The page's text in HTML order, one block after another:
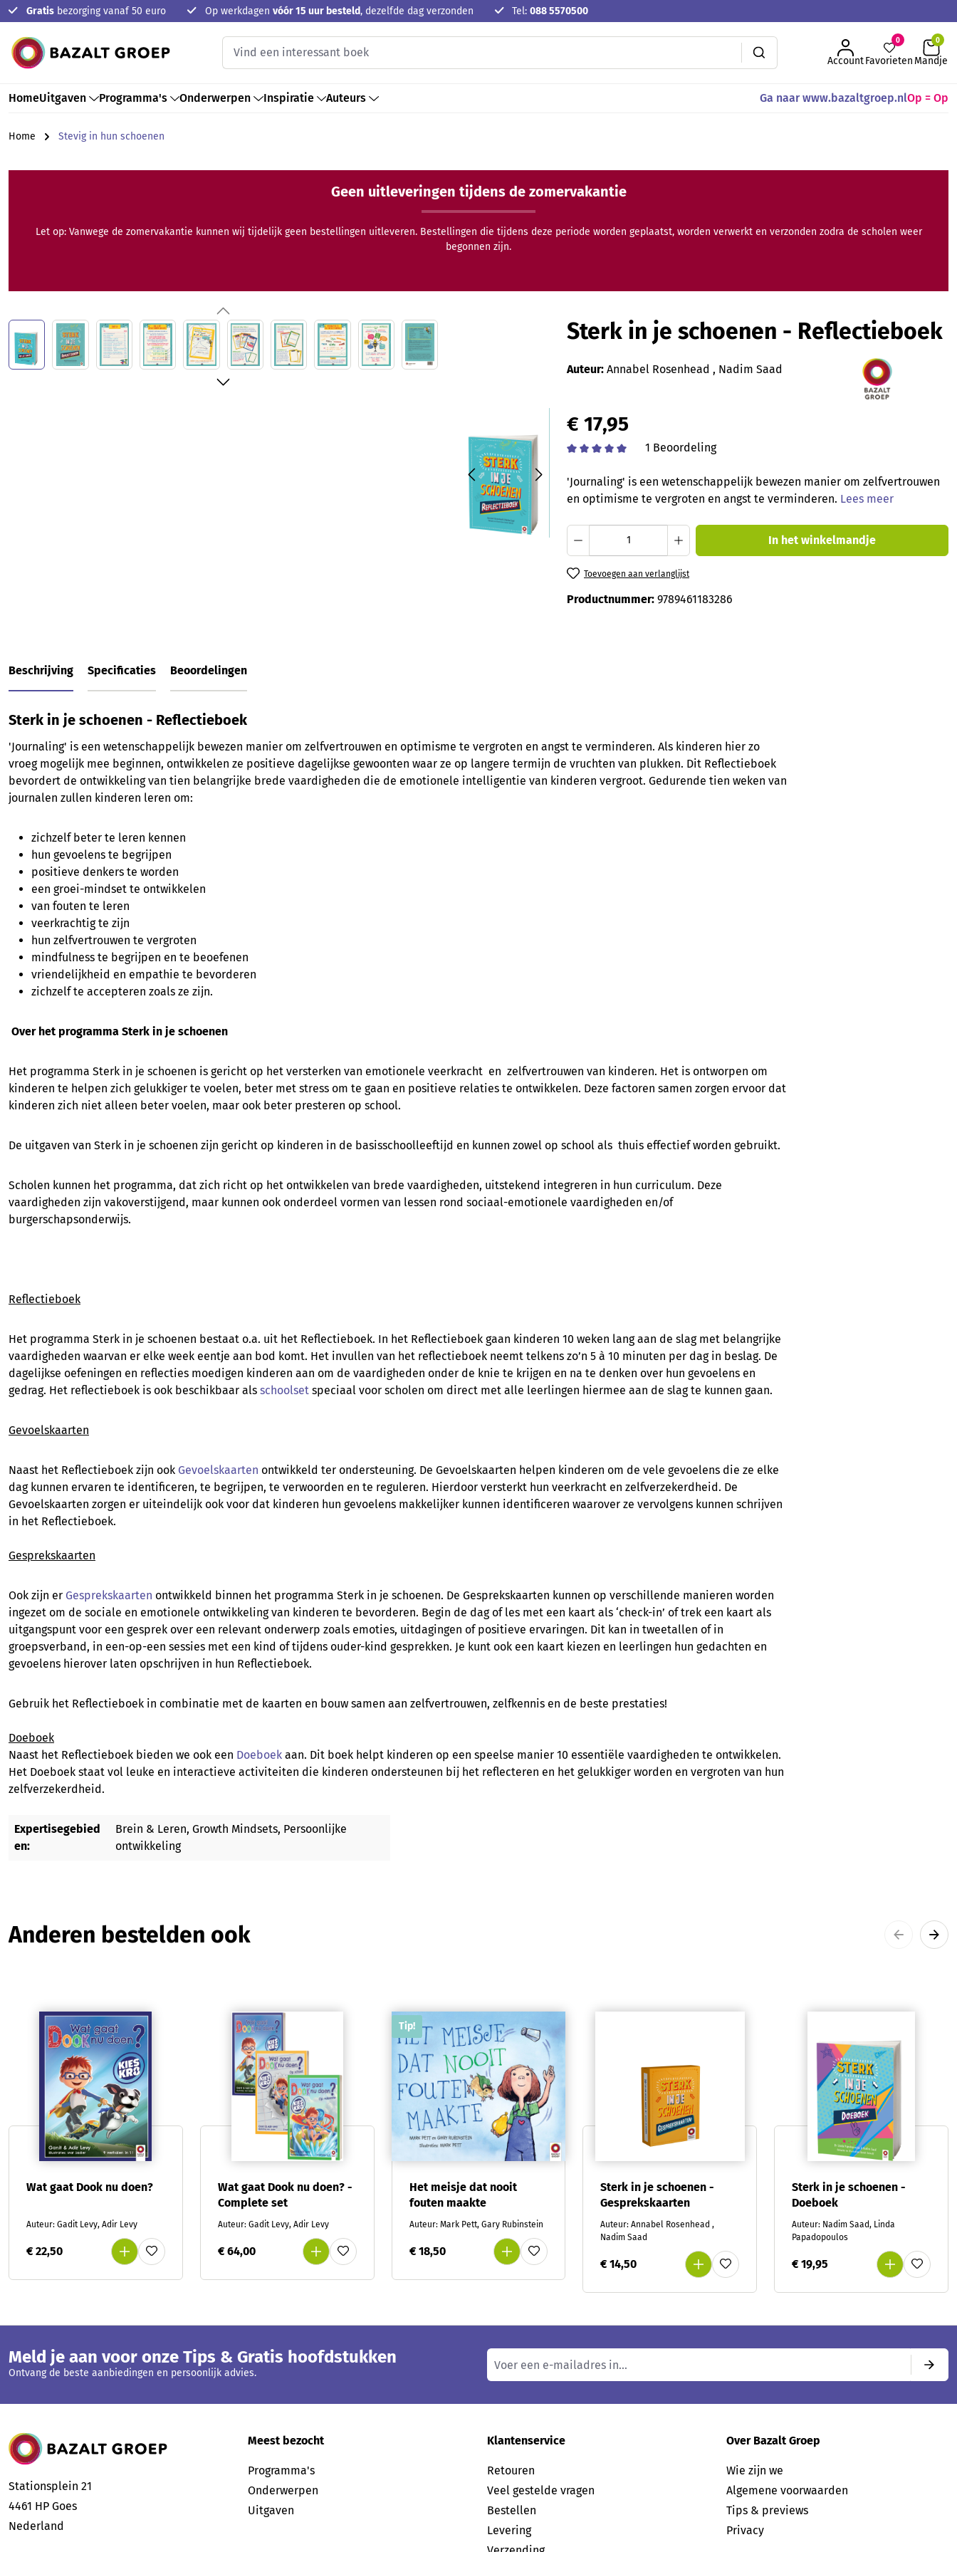
Ga naar de hoofdnavigatie
Gratisbezorging vanaf 50 euro Op werkdagen vóór 15 uur besteld, dezelfde dag verzonden Tel:088 5570500
AccountFavorieten Mandje
0
HomeUitgaven Programma's Onderwerpen Inspiratie Auteurs Ga naar www.bazaltgroep.nlOp = Op
Home Stevig in hun schoenen
Geen uitleveringen tijdens de zomervakantie
Let op: Vanwege de zomervakantie kunnen wij tijdelijk geen bestellingen uitleveren. Bestellingen die tijdens deze periode worden geplaatst, worden verwerkt en verzonden zodra de scholen weer
begonnen zijn.
Afbeeldingengalerij overslaan Sterk in je schoenen - Reflectieboek
Auteur: Annabel Rosenhead , Nadim Saad
€ 17,95
1 Beoordeling
'Journaling' is een wetenschappelijk bewezen manier om zelfvertrouwen
en optimisme te vergroten en angst te verminderen. Lees meer
Producthoeveelheid: Voer de gewenste
In het winkelmandje
Toevoegen aan verlanglijst
Productnummer: 9789461183286
Beschrijving Specificaties Beoordelingen
Sterk in je schoenen - Reflectieboek
'Journaling' is een wetenschappelijk bewezen manier om zelfvertrouwen en optimisme te vergroten en angst te verminderen. Als kinderen hier zo
vroeg mogelijk mee beginnen, ontwikkelen ze positieve dagelijkse gewoonten waar ze op langere termijn de vruchten van plukken. Dit Reflectieboek
bevordert de ontwikkeling van tien belangrijke brede vaardigheden die de emotionele intelligentie van kinderen vergroot. Gedurende tien weken van
journalen zullen kinderen leren om:
zichzelf beter te leren kennen
hun gevoelens te begrijpen
positieve denkers te worden
een groei-mindset te ontwikkelen
van fouten te leren
veerkrachtig te zijn
hun zelfvertrouwen te vergroten
mindfulness te begrijpen en te beoefenen
vriendelijkheid en empathie te bevorderen
zichzelf te accepteren zoals ze zijn.
Over het programma Sterk in je schoenen
Het programma Sterk in je schoenen is gericht op het versterken van emotionele veerkracht en zelfvertrouwen van kinderen. Het is ontworpen om
kinderen te helpen zich gelukkiger te voelen, beter met stress om te gaan en positieve relaties te ontwikkelen. Deze factoren samen zorgen ervoor dat
kinderen zich niet alleen beter voelen, maar ook beter presteren op school.
De uitgaven van Sterk in je schoenen zijn gericht op kinderen in de basisschoolleeftijd en kunnen zowel op school als thuis effectief worden gebruikt.
Scholen kunnen het programma, dat zich richt op het ontwikkelen van brede vaardigheden, uitstekend integreren in hun curriculum. Deze
vaardigheden zijn vakoverstijgend, maar kunnen ook onderdeel vormen van lessen rond sociaal-emotionele vaardigheden en/of
burgerschapsonderwijs.
Reflectieboek
Het programma Sterk in je schoenen bestaat o.a. uit het Reflectieboek. In het Reflectieboek gaan kinderen 10 weken lang aan de slag met belangrijke
vaardigheden waarvan er elke week eentje aan bod komt. Het invullen van het reflectieboek neemt telkens zo’n 5 à 10 minuten per dag in beslag. De
dagelijkse oefeningen en reflecties moedigen kinderen aan om de vaardigheden onder de knie te krijgen en na te denken over hun gevoelens en
gedrag. Het reflectieboek is ook beschikbaar als schoolset speciaal voor scholen om direct met alle leerlingen hiermee aan de slag te kunnen gaan.
Gevoelskaarten
Naast het Reflectieboek zijn ook Gevoelskaarten ontwikkeld ter ondersteuning. De Gevoelskaarten helpen kinderen om de vele gevoelens die ze elke
dag kunnen ervaren te identificeren, te begrijpen, te verwoorden en te reguleren. Hierdoor versterkt hun veerkracht en zelfverzekerdheid. De
Gevoelskaarten zorgen er uiteindelijk ook voor dat kinderen hun gevoelens makkelijker kunnen identificeren waarover ze vervolgens kunnen schrijven
in het Reflectieboek.
Gesprekskaarten
Ook zijn er Gesprekskaarten ontwikkeld binnen het programma Sterk in je schoenen. De Gesprekskaarten kunnen op verschillende manieren worden
ingezet om de sociale en emotionele ontwikkeling van kinderen te bevorderen. Begin de dag of les met een kaart als ‘check-in’ of trek een kaart als
uitgangspunt voor een gesprek over een relevant onderwerp zoals emoties, uitdagingen of positieve ervaringen. Dit kan in tweetallen of in
groepsverband, in een-op-een sessies met een kind of tijdens ouder-kind gesprekken. Je kunt ook een kaart kiezen en leerlingen hun gedachten en
gevoelens hierover laten opschrijven in hun Reflectieboek.
Gebruik het Reflectieboek in combinatie met de kaarten en bouw samen aan zelfvertrouwen, zelfkennis en de beste prestaties!
Doeboek
Naast het Reflectieboek bieden we ook een Doeboek aan. Dit boek helpt kinderen op een speelse manier 10 essentiële vaardigheden te ontwikkelen.
Het Doeboek staat vol leuke en interactieve activiteiten die kinderen ondersteunen bij het reflecteren en het gelukkiger worden en vergroten van hun
zelfverzekerdheid.
Expertisegebied
en:
Brein & Leren, Growth Mindsets, Persoonlijke
ontwikkeling
Productgalerij overslaan
Anderen bestelden ook
Wat gaat Dook nu doen?
Auteur: Gadit Levy, Adir Levy
€ 22,50
Wat gaat Dook nu doen? -
Complete set
Auteur: Gadit Levy, Adir Levy
€ 64,00
Tip!
Het meisje dat nooit
fouten maakte
Auteur: Mark Pett, Gary Rubinstein
€ 18,50
Sterk in je schoenen -
Gesprekskaarten
Auteur: Annabel Rosenhead ,
Nadim Saad
€ 14,50
Sterk in je schoenen -
Doeboek
Auteur: Nadim Saad, Linda
Papadopoulos
€ 19,95
Meld je aan voor onze Tips & Gratis hoofdstukken
Ontvang de beste aanbiedingen en persoonlijk advies.
Bazalt Groep
Stationsplein 21
4461 HP Goes
Nederland
Meest bezocht
Programma's
Onderwerpen
Uitgaven
Klantenservice
Retouren
Veel gestelde vragen
Bestellen
Levering
Over Bazalt Groep
Wie zijn we
Algemene voorwaarden
Tips & previews
Privacy